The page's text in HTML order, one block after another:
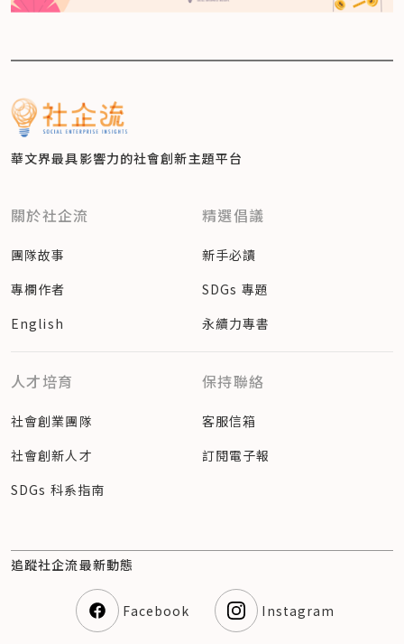
華文界最具影響力的社會創新主題平台
關於社企流
團隊故事
專欄作者
English
精選倡議
新手必讀
SDGs 專題
永續力專書
人才培育
社會創業團隊
社會創新人才
SDGs 科系指南
保持聯絡
客服信箱
訂閱電子報
追蹤社企流最新動態
Facebook Instagram